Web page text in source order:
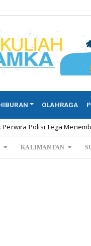
OLAHRAGA
Tega Menembak Mati
KALIMANTAN